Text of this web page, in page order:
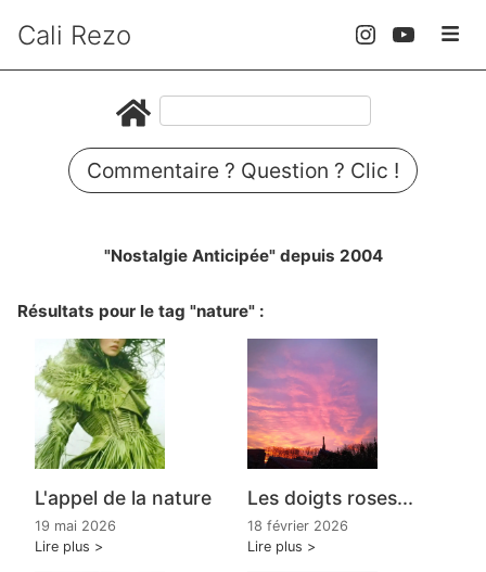
Cali Rezo
Commentaire ? Question ? Clic !
"Nostalgie Anticipée" depuis 2004
Résultats pour le tag "nature" :
L'appel de la nature
19 mai 2026
Lire plus
Les doigts roses...
18 février 2026
Lire plus